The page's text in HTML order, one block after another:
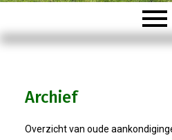
Organisatie
Archief
Overzicht van oude